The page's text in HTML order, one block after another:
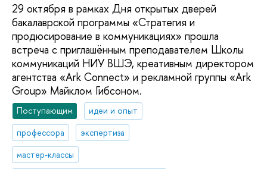
29 октября в рамках Дня открытых дверей
бакалаврской программы «Стратегия и
продюсирование в коммуникациях» прошла
встреча с приглашённым преподавателем Школы
коммуникаций НИУ ВШЭ, креативным директором
агентства «Ark Connect» и рекламной группы «Ark
Group» Майклом Гибсоном.
Поступающим
идеи и опыт
профессора
экспертиза
мастер-классы